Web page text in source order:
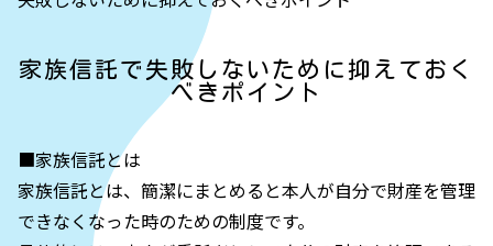
家族信託で失敗しないために抑えておく
べきポイント
■家族信託とは
家族信託とは、簡潔にまとめると本人が自分で財産を管理
できなくなった時のための制度です。